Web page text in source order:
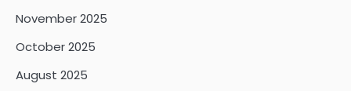
November 2025
October 2025
August 2025